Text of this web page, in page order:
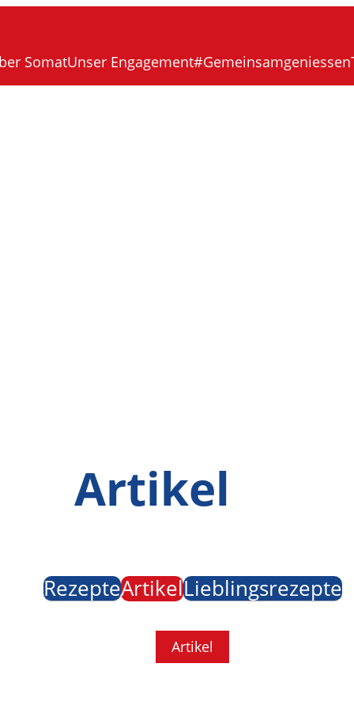
SomatUnser Engagement#Gemeinsamgeniessen
Artikel
RezepteArtikelLieblingsrezepte
Artikel